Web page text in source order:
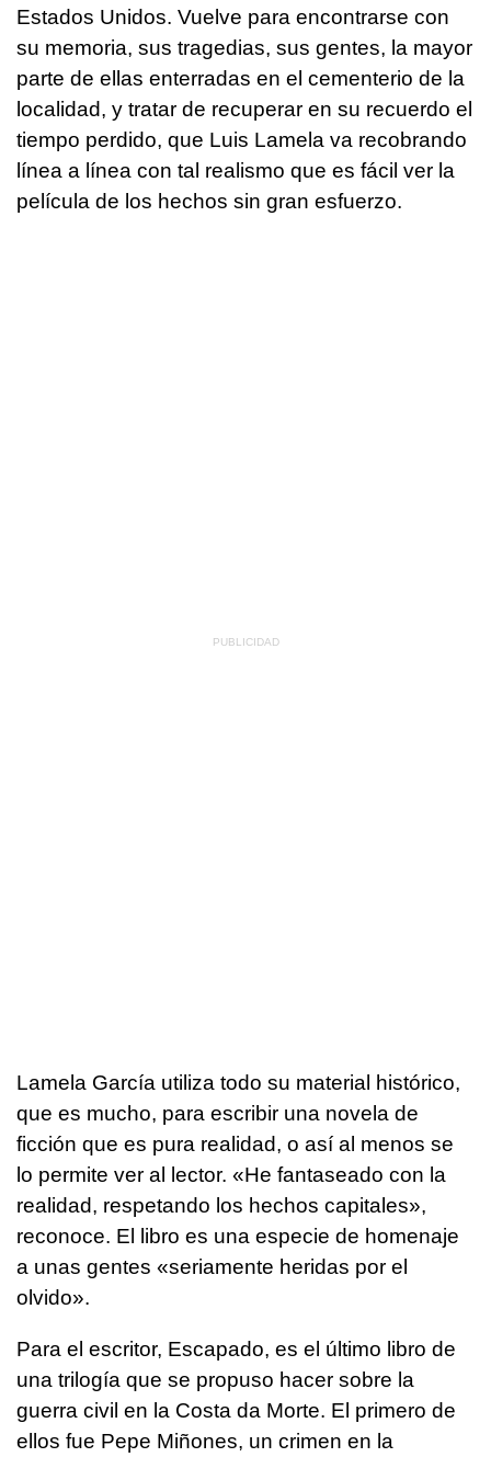
Estados Unidos. Vuelve para encontrarse con
su memoria, sus tragedias, sus gentes, la mayor
parte de ellas enterradas en el cementerio de la
localidad, y tratar de recuperar en su recuerdo el
tiempo perdido, que Luis Lamela va recobrando
línea a línea con tal realismo que es fácil ver la
película de los hechos sin gran esfuerzo.
Lamela García utiliza todo su material histórico,
que es mucho, para escribir una novela de
ficción que es pura realidad, o así al menos se
lo permite ver al lector. «He fantaseado con la
realidad, respetando los hechos capitales»,
reconoce. El libro es una especie de homenaje
a unas gentes «seriamente heridas por el
olvido».
Para el escritor, Escapado, es el último libro de
una trilogía que se propuso hacer sobre la
guerra civil en la Costa da Morte. El primero de
ellos fue Pepe Miñones, un crimen en la